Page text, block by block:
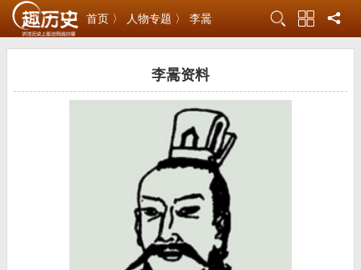
首页 〉 人物专题 〉 李暠
李暠资料